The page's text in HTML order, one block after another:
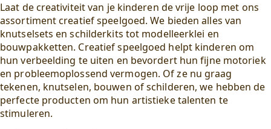
Laat de creativiteit van je kinderen de vrije loop met ons
assortiment creatief speelgoed. We bieden alles van
knutselsets en schilderkits tot modelleerklei en
bouwpakketten. Creatief speelgoed helpt kinderen om
hun verbeelding te uiten en bevordert hun fijne motoriek
en probleemoplossend vermogen. Of ze nu graag
tekenen, knutselen, bouwen of schilderen, we hebben de
perfecte producten om hun artistieke talenten te
stimuleren.